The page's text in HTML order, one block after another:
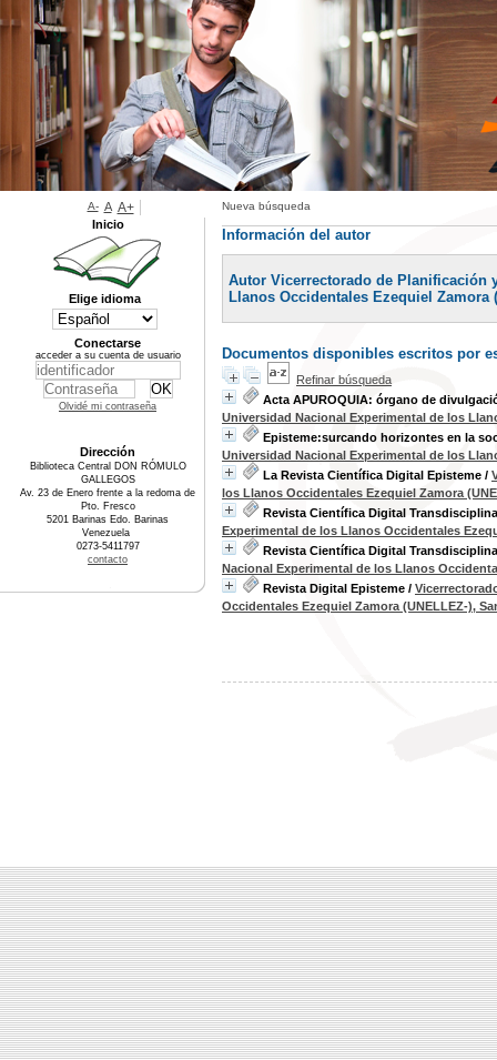
Nueva búsqueda
Información del autor
Autor Vicerrectorado de Planificación
Llanos Occidentales Ezequiel Zamora
Documentos disponibles escritos por
Refinar búsqueda
Acta APUROQUIA: órgano de
Universidad Nacional Experimental de los
Episteme:surcando horizontes en la
Universidad Nacional Experimental de los
La Revista Científica Digital Episteme /
los Llanos Occidentales Ezequiel Zamora
Revista Científica Digital
Experimental de los Llanos Occidentales
Revista Científica Digital
Nacional Experimental de los Llanos
Revista Digital Episteme /
Occidentales Ezequiel Zamora (UNELLEZ-),
A- A A+
Inicio
Elige idioma
Conectarse
acceder a su cuenta de usuario
Olvidé mi contraseña
Dirección
Biblioteca Central DON RÓMULO
GALLEGOS
Av. 23 de Enero frente a la redoma de
Pto. Fresco
5201 Barinas Edo. Barinas
Venezuela
0273-5411797
contacto